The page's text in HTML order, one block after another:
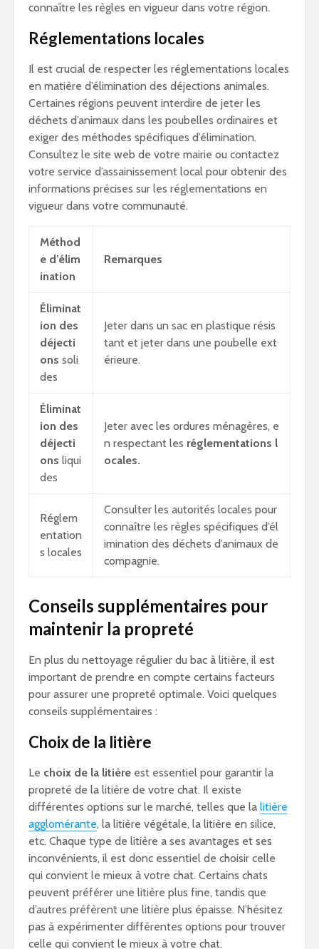
connaître les règles en vigueur dans votre région.
Réglementations locales
Il est crucial de respecter les réglementations locales
en matière d’élimination des déjections animales.
Certaines régions peuvent interdire de jeter les
déchets d’animaux dans les poubelles ordinaires et
exiger des méthodes spécifiques d’élimination.
Consultez le site web de votre mairie ou contactez
votre service d’assainissement local pour obtenir des
informations précises sur les réglementations en
vigueur dans votre communauté.
Méthod
e d’élim
ination
Remarques
Éliminat
ion des
déjecti
ons soli
des
Jeter dans un sac en plastique résis
tant et jeter dans une poubelle ext
érieure.
Éliminat
ion des
déjecti
ons liqui
des
Jeter avec les ordures ménagères, e
n respectant les réglementations l
ocales.
Réglem
entation
s locales
Consulter les autorités locales pour
connaître les règles spécifiques d’él
imination des déchets d’animaux de
compagnie.
Conseils supplémentaires pour
maintenir la propreté
En plus du nettoyage régulier du bac à litière, il est
important de prendre en compte certains facteurs
pour assurer une propreté optimale. Voici quelques
conseils supplémentaires :
Choix de la litière
Le choix de la litière est essentiel pour garantir la
propreté de la litière de votre chat. Il existe
différentes options sur le marché, telles que la litière
agglomérante, la litière végétale, la litière en silice,
etc. Chaque type de litière a ses avantages et ses
inconvénients, il est donc essentiel de choisir celle
qui convient le mieux à votre chat. Certains chats
peuvent préférer une litière plus fine, tandis que
d’autres préfèrent une litière plus épaisse. N’hésitez
pas à expérimenter différentes options pour trouver
celle qui convient le mieux à votre chat.